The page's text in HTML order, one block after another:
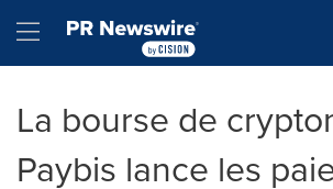
Hamburger menu
La bourse de
Paybis lance les